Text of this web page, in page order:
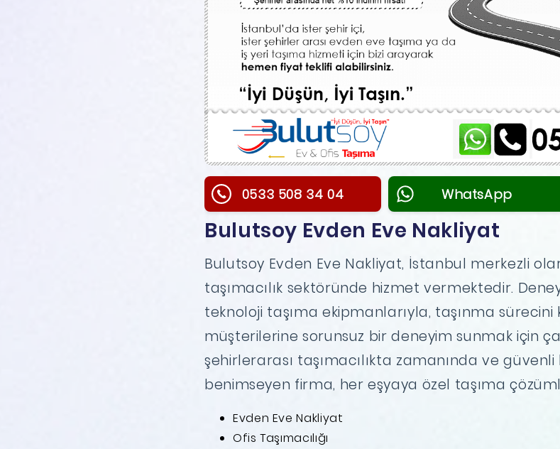
0533 508 34 04 WhatsApp
Bulutsoy Evden Eve Nakliyat
Bulutsoy Evden Eve Nakliyat, İstanbul merkezli
taşımacılık sektöründe hizmet vermektedir.
teknoloji taşıma ekipmanlarıyla, taşınma sürecini
müşterilerine sorunsuz bir deneyim sunmak için
şehirlerarası taşımacılıkta zamanında ve güvenli
benimseyen firma, her eşyaya özel taşıma
Evden Eve Nakliyat
Ofis Taşımacılığı